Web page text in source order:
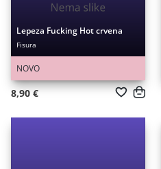
Lepeza Fucking Hot crvena
Fisura
NOVO
8,90 €